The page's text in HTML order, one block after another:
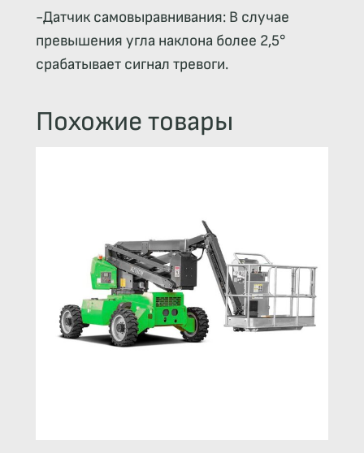
-Датчик самовыравнивания: В случае
превышения угла наклона более 2,5°
срабатывает сигнал тревоги.
Похожие товары